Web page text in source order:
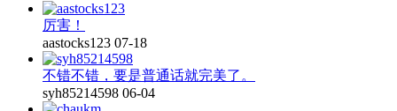
厉害！
aastocks123 07-18
不错不错，要是普通话就完美了。
syh85214598 06-04